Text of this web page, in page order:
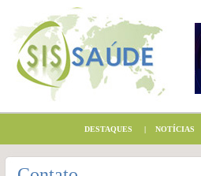
DESTAQUES | NOTÍCIAS